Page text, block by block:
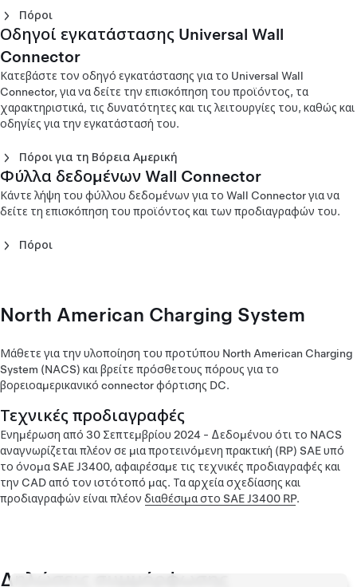
(Ελληνικά)
Οδηγός εγκατάστασης Wall Connector Gen 3 - Μέση
Οδηγός εγκατάστασης Wall Connector Gen 2 - Ευρώπη
(Português)
Οδηγός εγκατάστασης Wall Connector Gen 2 - Ευρώπη
(Suomi)
Οδηγός εγκατάστασης Wall Connector Gen 2 - Ευρώπη
(Svenska)
Οδηγός εγκατάστασης Wall Connector Gen 2 - Κορέα (한
국어)
Οδηγός εγκατάστασης Wall Connector Gen 2 - Ταϊβάν
(English)
Οδηγός εγκατάστασης Wall Connector Gen 2 - Ταϊβάν (台
灣)
Πόροι
Οδηγός εγκατάστασης J1772 Wall Connector Gen 3
(English)‎
Οδηγός εγκατάστασης J1772 Wall Connector Gen 3
(Français)‎
Οδηγός εγκατάστασης Wall Connector J1772 (English)
Οδηγός εγκατάστασης Wall Connector J1772 (Español)
Οδηγός εγκατάστασης Wall Connector J1772 (Français)
(日本語)
Οδηγός εγκατάστασης Wall Connector J1772 - Ταϊβάν (台
灣)
Οδηγοί εγκατάστασης Universal Wall
Connector
Κατεβάστε τον οδηγό εγκατάστασης για το Universal Wall
Connector, για να δείτε την επισκόπηση του προϊόντος, τα
χαρακτηριστικά, τις δυνατότητες και τις λειτουργίες του, καθώς και
οδηγίες για την εγκατάστασή του.
Πόροι για τη Βόρεια Αμερική
Οδηγός εγκατάστασης Universal Wall Connector - Βόρεια
Αμερική (English)
Οδηγός εγκατάστασης Universal Wall Connector - Βόρεια
Αμερική (Français)
Φύλλα δεδομένων Wall Connector
Κάντε λήψη του φύλλου δεδομένων για το Wall Connector για να
δείτε τη επισκόπηση του προϊόντος και των προδιαγραφών του.
Πόροι
Φύλλο δεδομένων Wall Connector - Ευρώπη (Français)
Φύλλο δεδομένων Wall Connector - Ευρώπη (Italiano)
(Nederlands)
Φύλλο δεδομένων Wall Connector - Ευρώπη (Norsk)
Φύλλο δεδομένων Wall Connector - Ευρώπη (Slovenski)
(עִבְרִית)
North American Charging System
Μάθετε για την υλοποίηση του προτύπου North American Charging
System (NACS) και βρείτε πρόσθετους πόρους για το
βορειοαμερικανικό connector φόρτισης DC.
Τεχνικές προδιαγραφές
Ενημέρωση από 30 Σεπτεμβρίου 2024 - Δεδομένου ότι το NACS
αναγνωρίζεται πλέον σε μια προτεινόμενη πρακτική (RP) SAE υπό
το όνομα SAE J3400, αφαιρέσαμε τις τεχνικές προδιαγραφές και
την CAD από τον ιστότοπό μας. Τα αρχεία σχεδίασης και
προδιαγραφών είναι πλέον διαθέσιμα στο SAE J3400 RP.
Δηλώσεις συμμόρφωσης